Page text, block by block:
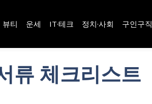
뷰티 운세 IT·테크 정치·사회 구인구직
류 체크리스트